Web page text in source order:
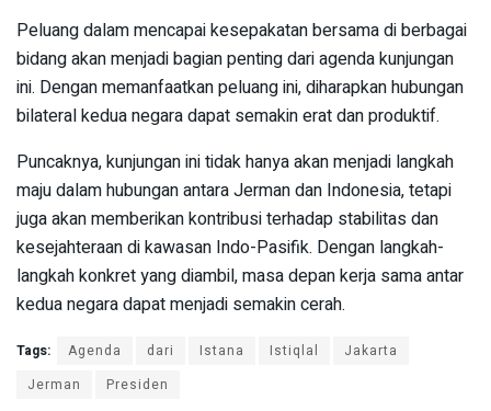
Peluang dalam mencapai kesepakatan bersama di berbagai
bidang akan menjadi bagian penting dari agenda kunjungan
ini. Dengan memanfaatkan peluang ini, diharapkan hubungan
bilateral kedua negara dapat semakin erat dan produktif.
Puncaknya, kunjungan ini tidak hanya akan menjadi langkah
maju dalam hubungan antara Jerman dan Indonesia, tetapi
juga akan memberikan kontribusi terhadap stabilitas dan
kesejahteraan di kawasan Indo-Pasifik. Dengan langkah-
langkah konkret yang diambil, masa depan kerja sama antar
kedua negara dapat menjadi semakin cerah.
Tags: Agenda dari Istana Istiqlal
Jakarta
Jerman
Presiden